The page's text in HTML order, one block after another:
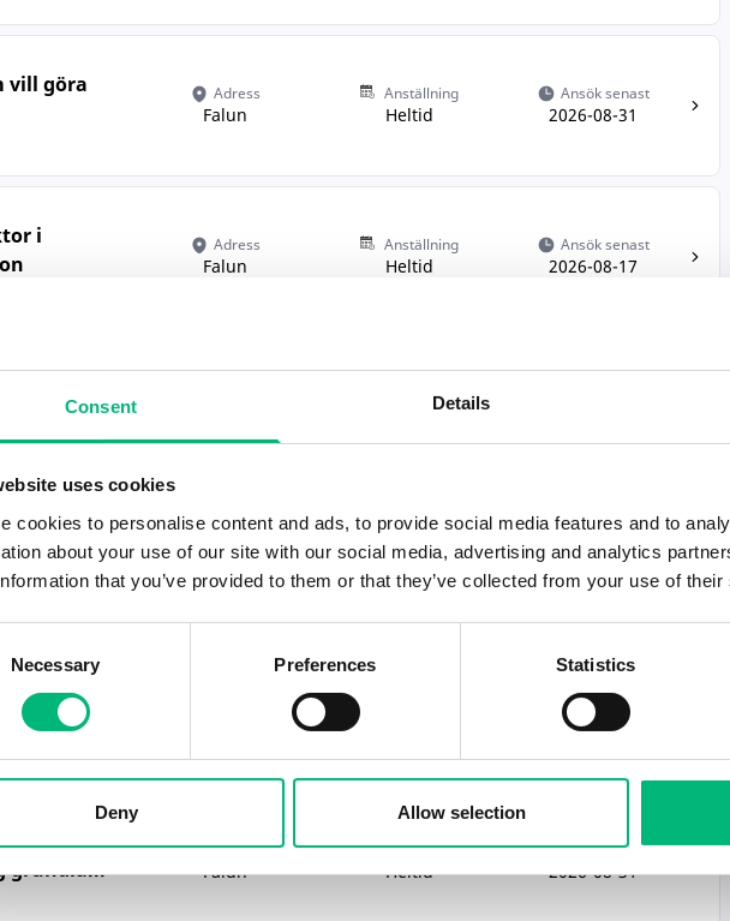
Consent Details
uses cookies
cookies to personalise content and ads, to provide social media features and to
about your use of our site with our social media, advertising and analytics
that you’ve provided to them or that they’ve collected from your use of
Necessary Preferences Statistics
Deny Allow selection
vill göra
Adress
Falun
Anställning
Heltid
Ansök senast
2026-08-31
i
Adress
Falun
Anställning
Heltid
Ansök senast
2026-08-17
Lärare
Anställning
och
Adress
Falun
Anställning
Heltid
Ansök senast
2026-08-16
till
AB
Ansök senast
2026-12-01
grundlä...
Adress
Falun
Anställning
Heltid
Ansök senast
2026-08-31